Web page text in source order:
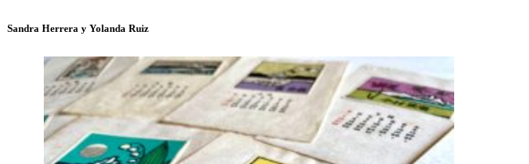
Sandra Herrera y Yolanda Ruiz